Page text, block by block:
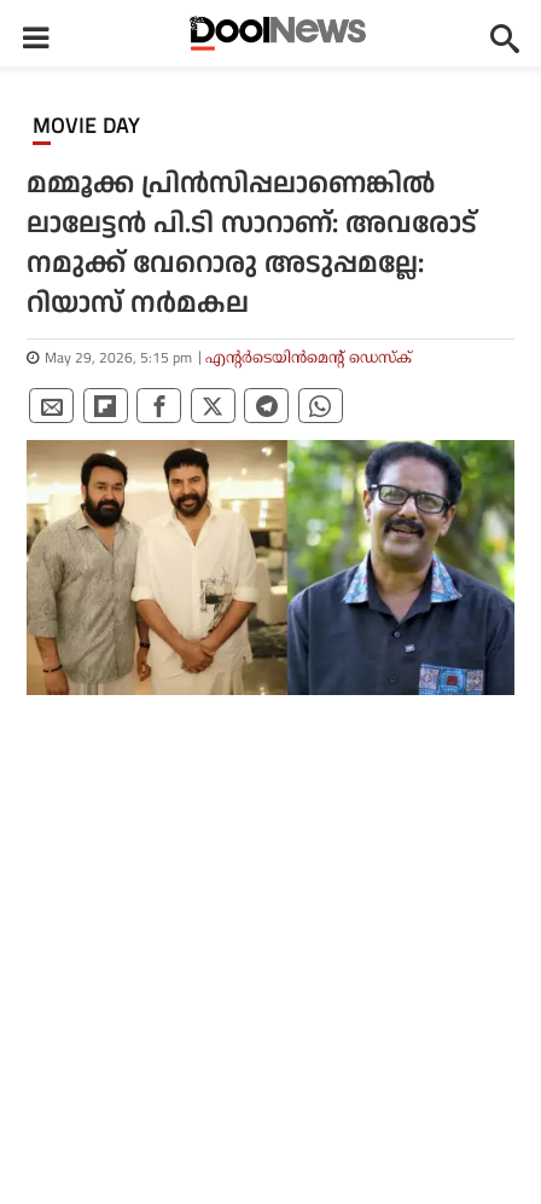
MOVIE DAY
മമ്മൂക്ക പ്രിന്‍സിപ്പലാണെങ്കില്‍
ലാലേട്ടന്‍ പി.ടി സാറാണ്: അവരോട്
നമുക്ക് വേറൊരു അടുപ്പമല്ലേ:
റിയാസ് നര്‍മകല
May 29, 2026, 5:15 pm എന്റര്‍ടെയിന്‍മെന്റ് ഡെസ്‌ക്